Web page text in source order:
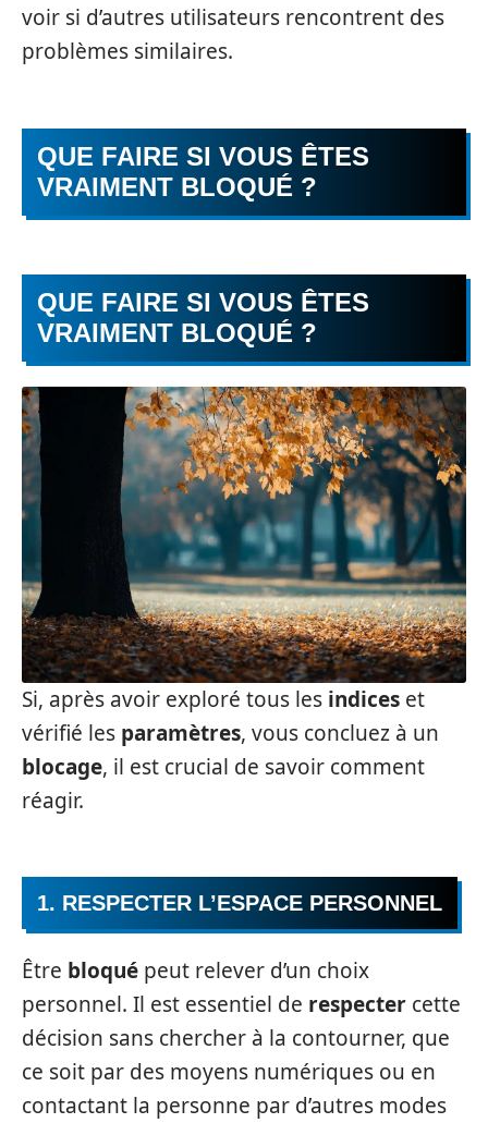
voir si d’autres utilisateurs rencontrent des
problèmes similaires.
QUE FAIRE SI VOUS ÊTES
VRAIMENT BLOQUÉ ?
QUE FAIRE SI VOUS ÊTES
VRAIMENT BLOQUÉ ?
Si, après avoir exploré tous les indices et
vérifié les paramètres, vous concluez à un
blocage, il est crucial de savoir comment
réagir.
1. RESPECTER L’ESPACE PERSONNEL
Être bloqué peut relever d’un choix
personnel. Il est essentiel de respecter cette
décision sans chercher à la contourner, que
ce soit par des moyens numériques ou en
contactant la personne par d’autres modes